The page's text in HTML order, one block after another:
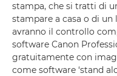
stampa, che si tratti di
stampare a casa o di
avranno il controllo
software Canon
gratuitamente con
come software ‘stand